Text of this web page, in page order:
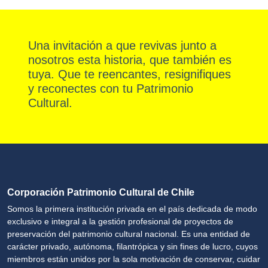
Una invitación a que revivas junto a
nosotros esta historia, que también es
tuya. Que te reencantes, resignifiques
y reconectes con tu Patrimonio
Cultural.
Corporación Patrimonio Cultural de Chile
Somos la primera institución privada en el país dedicada de modo
exclusivo e integral a la gestión profesional de proyectos de
preservación del patrimonio cultural nacional. Es una entidad de
carácter privado, autónoma, filantrópica y sin fines de lucro, cuyos
miembros están unidos por la sola motivación de conservar, cuidar